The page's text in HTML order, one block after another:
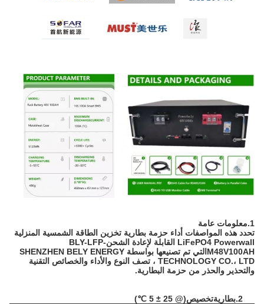
1. معلومات عامة
تحدد هذه المواصفات أداء حزمة بطارية تخزين الطاقة الشمسية المنزلية
LiFePO4 Powerwall القابلة لإعادة الشحن
BLY-LFP-
M48V100AH
التي تم تصنيعها بواسطة SHENZHEN BELY ENERGY
TECHNOLOGY CO.، LTD ، تصف النوع والأداء والخصائص التقنية
والتحذير والحذر من حزمة البطارية.
2. بطاريةتخصيص(
@ 25 ± 5 ℃
)